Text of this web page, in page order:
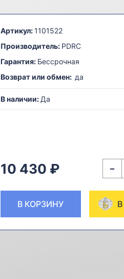
Артикул: 1101522
Производитель: PDRC
Гарантия: Бессрочная
Возврат или обмен: да
В наличии: Да
10 430 ₽ -
В КОРЗИНУ